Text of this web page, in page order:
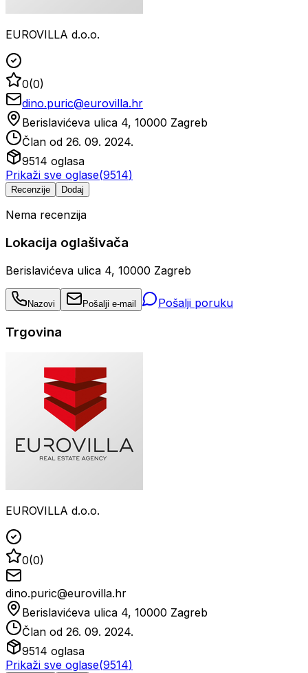
EUROVILLA d.o.o.
0(0)
dino.puric@eurovilla.hr
Berislavićeva ulica 4, 10000 Zagreb
Član od 26. 09. 2024.
9514 oglasa
Prikaži sve oglase(9514)
Recenzije Dodaj
Nema recenzija
Lokacija oglašivača
Berislavićeva ulica 4, 10000 Zagreb
Nazovi Pošalji e-mail Pošalji poruku
Trgovina
EUROVILLA d.o.o.
0(0)
dino.puric@eurovilla.hr
Berislavićeva ulica 4, 10000 Zagreb
Član od 26. 09. 2024.
9514 oglasa
Prikaži sve oglase(9514)